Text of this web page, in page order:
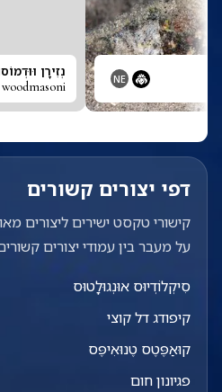
NE נְזִירָן
דפי יצורים קשורים
קישורי טקסט ישירים ליצורים
על מעבר בין עמודי יצורים
סִיקְלוֹדְיוּס אוּנְגוּלָטוּס
קיפודג דל קוצי
קוּאַפֶּטֶס טֶנוּאִיפֶּס
פגיונון חום